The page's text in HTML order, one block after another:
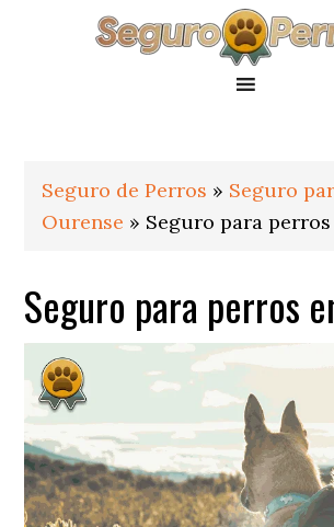
Seguro de Perros » Seguro
Ourense » Seguro para
Seguro para perros